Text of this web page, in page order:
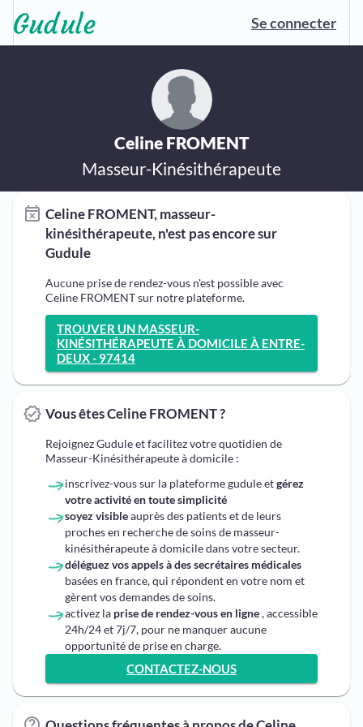
Se connecter
Celine FROMENT
Masseur-Kinésithérapeute
Celine FROMENT, masseur-
kinésithérapeute, n'est pas encore sur
Gudule
Aucune prise de rendez-vous n'est possible avec
Celine FROMENT sur notre plateforme.
TROUVER UN MASSEUR-
KINÉSITHÉRAPEUTE À DOMICILE À ENTRE-
DEUX - 97414
Vous êtes Celine FROMENT ?
Rejoignez Gudule et facilitez votre quotidien de
Masseur-Kinésithérapeute à domicile :
inscrivez-vous sur la plateforme gudule etgérez
votre activité en toute simplicité
soyez visibleauprès des patients et de leurs
proches en recherche de soins de masseur-
kinésithérapeute à domicile dans votre secteur.
déléguez vos appels à des secrétaires médicales
basées en france, qui répondent en votre nom et
gèrent vos demandes de soins.
activez la prise de rendez-vous en ligne, accessible
24h/24 et 7j/7, pour ne manquer aucune
opportunité de prise en charge.
CONTACTEZ-NOUS